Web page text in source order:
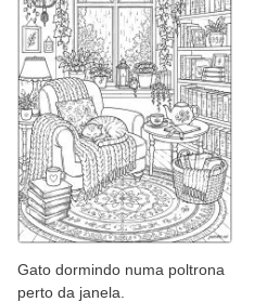
Gato dormindo numa poltrona
perto da janela.